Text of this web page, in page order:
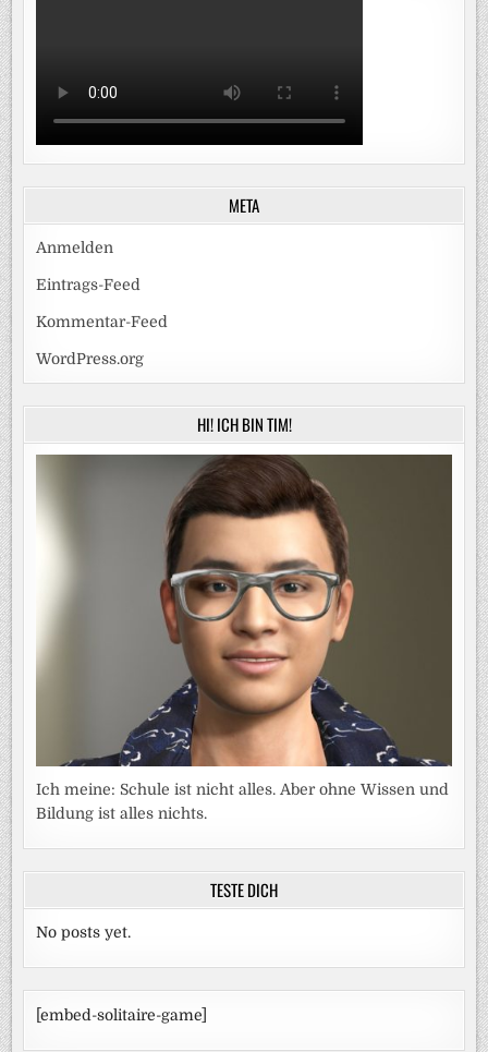
META
Anmelden
Eintrags-Feed
Kommentar-Feed
WordPress.org
HI! ICH BIN TIM!
Ich meine: Schule ist nicht alles. Aber ohne Wissen und
Bildung ist alles nichts.
TESTE DICH
No posts yet.
[embed-solitaire-game]